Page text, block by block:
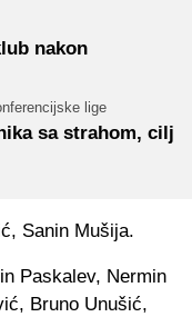
nakon
lige
sa strahom, cilj
Sanin Mušija.
Paskalev, Nermin
Bruno Unušić,